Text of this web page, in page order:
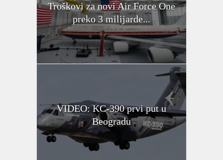
Troškovi za novi Air Force One
preko 3 milijarde...
VIDEO: KC-390 prvi put u
Beogradu